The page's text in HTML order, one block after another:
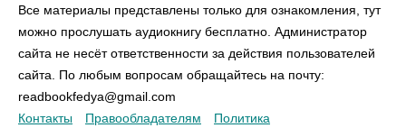
Все материалы представлены только для ознакомления, тут
можно прослушать аудиокнигу бесплатно. Администратор
сайта не несёт ответственности за действия пользователей
сайта. По любым вопросам обращайтесь на почту:
readbookfedya@gmail.com
Контакты
Правообладателям Политика